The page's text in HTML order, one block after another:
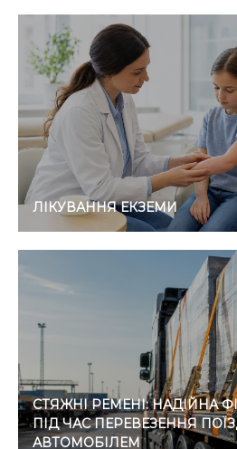
ЛІКУВАННЯ ЕКЗЕМИ
СТЯЖНІ РЕМЕНІ: НАДІЙНА
ПІД ЧАС ПЕРЕВЕЗЕННЯ
АВТОМОБІЛЕМ